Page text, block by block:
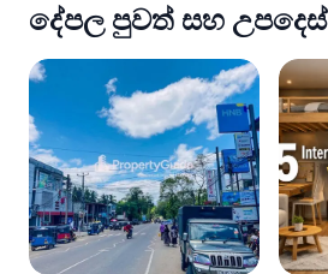
දේපල පුවත් සහ උපදෙස්